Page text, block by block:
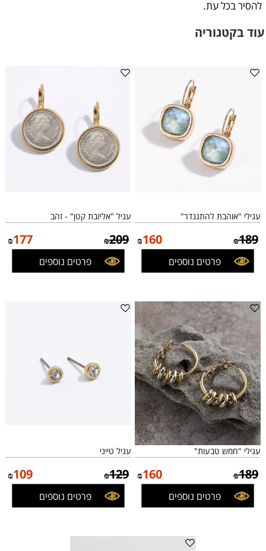
להסיר בכל עת.
עוד בקטגוריה
עגילי "אוהבת להתגנדר"
₪189
₪160
פרטים נוספים
עגיל "אליזבת קטן" - זהב
₪209
₪177
פרטים נוספים
עגילי "חמש טבעות"
₪189
₪160
פרטים נוספים
עגיל טייני
₪129
₪109
פרטים נוספים